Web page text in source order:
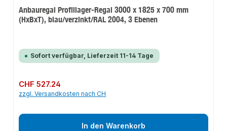
Anbauregal Profillager-Regal 3000 x 1825 x 700 mm
(HxBxT), blau/verzinkt/RAL 2004, 3 Ebenen
Sofort verfügbar, Lieferzeit 11-14 Tage
Regulärer Preis:
CHF 527.24
zzgl. Versandkosten nach CH
In den Warenkorb